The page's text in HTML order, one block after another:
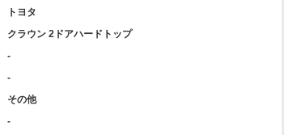
トヨタ
クラウン 2ドアハードトップ
-
-
その他
-